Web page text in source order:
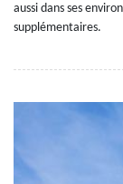
aussi dans ses
supplémentaires.